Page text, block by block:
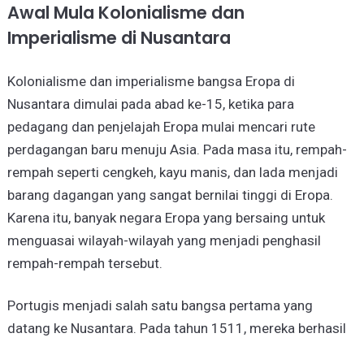
Awal Mula Kolonialisme dan
Imperialisme di Nusantara
Kolonialisme dan imperialisme bangsa Eropa di
Nusantara dimulai pada abad ke-15, ketika para
pedagang dan penjelajah Eropa mulai mencari rute
perdagangan baru menuju Asia. Pada masa itu, rempah-
rempah seperti cengkeh, kayu manis, dan lada menjadi
barang dagangan yang sangat bernilai tinggi di Eropa.
Karena itu, banyak negara Eropa yang bersaing untuk
menguasai wilayah-wilayah yang menjadi penghasil
rempah-rempah tersebut.
Portugis menjadi salah satu bangsa pertama yang
datang ke Nusantara. Pada tahun 1511, mereka berhasil